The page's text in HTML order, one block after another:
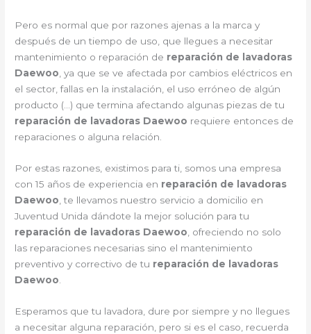
Pero es normal que por razones ajenas a la marca y
después de un tiempo de uso, que llegues a necesitar
mantenimiento o reparación de reparación de lavadoras
Daewoo , ya que se ve afectada por cambios eléctricos en
el sector, fallas en la instalación, el uso erróneo de algún
producto (…) que termina afectando algunas piezas de tu
reparación de lavadoras Daewoo requiere entonces de
reparaciones o alguna relación.
Por estas razones, existimos para ti, somos una empresa
con 15 años de experiencia en reparación de lavadoras
Daewoo , te llevamos nuestro servicio a domicilio en
Juventud Unida dándote la mejor solución para tu
reparación de lavadoras Daewoo , ofreciendo no solo
las reparaciones necesarias sino el mantenimiento
preventivo y correctivo de tu reparación de lavadoras
Daewoo
Esperamos que tu lavadora, dure por siempre y no llegues
a necesitar alguna reparación, pero si es el caso, recuerda